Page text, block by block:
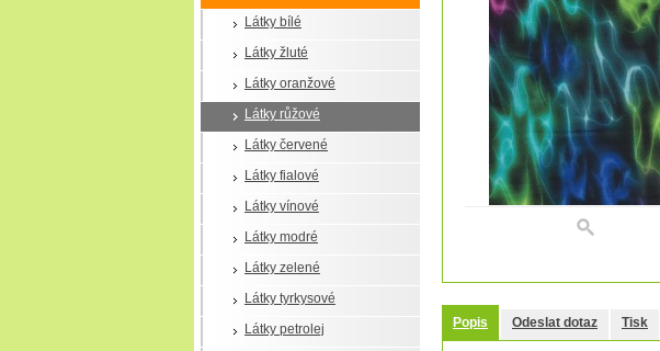
Látky bílé
Látky žluté
Látky oranžové
Látky růžové
Látky červené
Látky fialové
Látky vínové
Látky modré
Látky zelené
Látky tyrkysové
Látky petrolej
Popis Odeslat dotaz Tisk